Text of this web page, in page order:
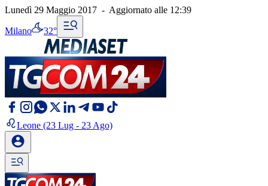
Lunedì 29 Maggio 2017 - Aggiornato alle 12:39
Milano 32°
Leone (23 Lug - 23 Ago)